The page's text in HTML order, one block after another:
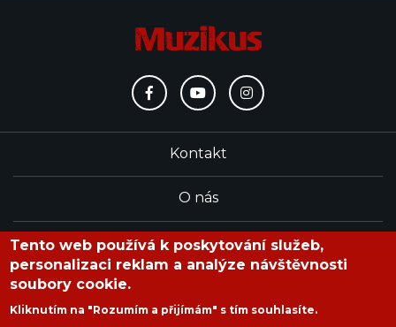
Kontakt
O nás
Redakce
Tento web používá k poskytování služeb,
personalizaci reklam a analýze návštěvnosti
soubory cookie.
Kliknutím na "Rozumím a přijímám" s tím souhlasíte.